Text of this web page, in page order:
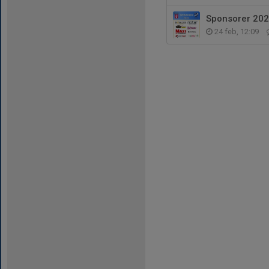
Sponsorer
24 feb, 12:09